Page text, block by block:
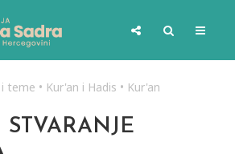
teme • Kur'an i Hadis • Kur'an
STVARANJE